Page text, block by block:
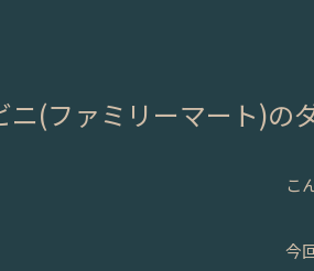
ニ(ファミリーマート)の
こ
今